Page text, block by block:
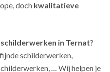
doch kwalitatieve
in Ternat?
schilderwerken,
… Wij helpen je